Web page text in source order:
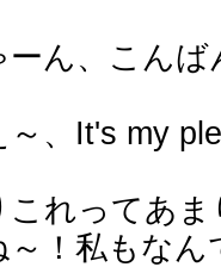
ーん、こんば
～、It's my
これってあ
～！私もなん